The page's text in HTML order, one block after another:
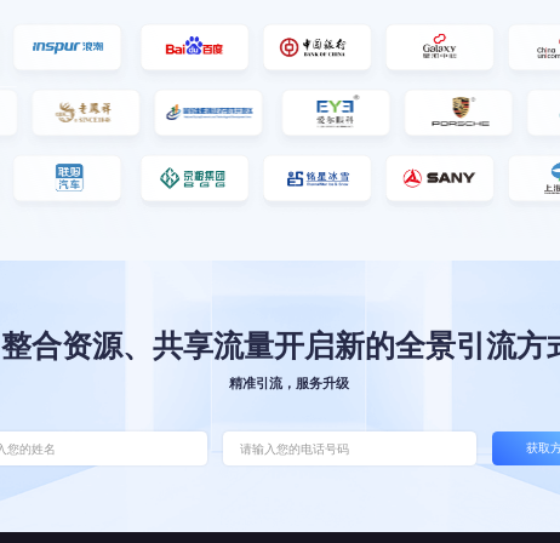
整合资源、共享流量开启新的全景引流方
精准引流，服务升级
获取